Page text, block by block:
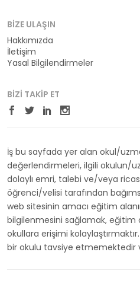
BIZE ULAŞIN
Hakkımızda
İletişim
Yasal Bilgilendirmeler
BIZI TAKIP ET
İş bu sayfada yer alan okul/
değerlendirmeleri, ilgili okulun/
dolaylı emri, talebi ve/veya
öğrenci/velisi tarafından
web sitesinin amacı eğitim
bilgilenmesini sağlamak, eğitim
okullara erişimi
bir okulu tavsiye etmemektedir